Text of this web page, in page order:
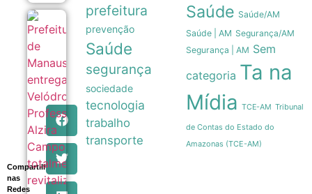
Compartilhe
nas
Redes
de Manaus
entrega
Velódromo
Professora
Campos
totalmente
revitalizado
05/08
prefeitura
prevenção
Saúde
segurança
sociedade
tecnologia
trabalho
transporte
Saúde Saúde/AM
Saúde | AM Segurança/AM
Segurança | AM Sem
categoria Ta na
Mídia TCE-AM Tribunal
de Contas do Estado do
Amazonas (TCE-AM)